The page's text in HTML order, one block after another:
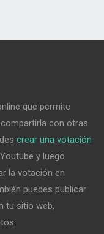
que permite
con otras
crear una votación
y luego
la votación en
puedes publicar
tu sitio web,